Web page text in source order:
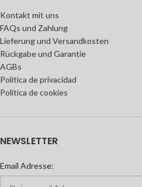
Kontakt mit uns
FAQs und Zahlung
Lieferung und Versandkosten
Rückgabe und Garantie
AGBs
Política de privacidad
Política de cookies
NEWSLETTER
Email Adresse: